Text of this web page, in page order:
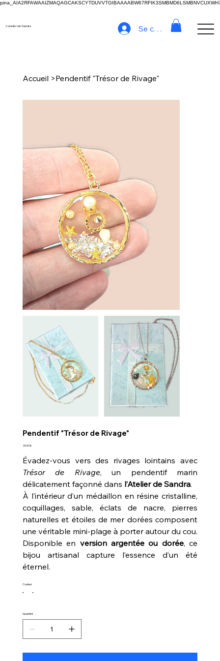
L'atelier de Sandra Se connecter
Accueil >Pendentif "Trésor de Rivage"
Pendentif "Trésor de Rivage"
Prix
25,00 €
Évadez-vous vers des rivages lointains avec
Trésor de Rivage, un pendentif marin
délicatement façonné dans l’Atelier de Sandra.
À l’intérieur d’un médaillon en résine cristalline,
coquillages, sable, éclats de nacre, pierres
naturelles et étoiles de mer dorées composent
une véritable mini-plage à porter autour du cou.
Disponible en version argentée ou dorée, ce
bijou artisanal capture l’essence d’un été
éternel.
Couleur
Quantité